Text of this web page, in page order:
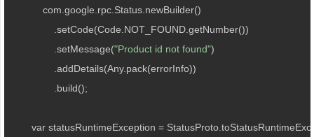
            com.google.rpc.Status.newBuilder()
                .setCode(Code.NOT_FOUND.getNumber())
                .setMessage(
"Product id not found")
                .addDetails(Any.pack(errorInfo))
                .build();
var statusRuntimeException =